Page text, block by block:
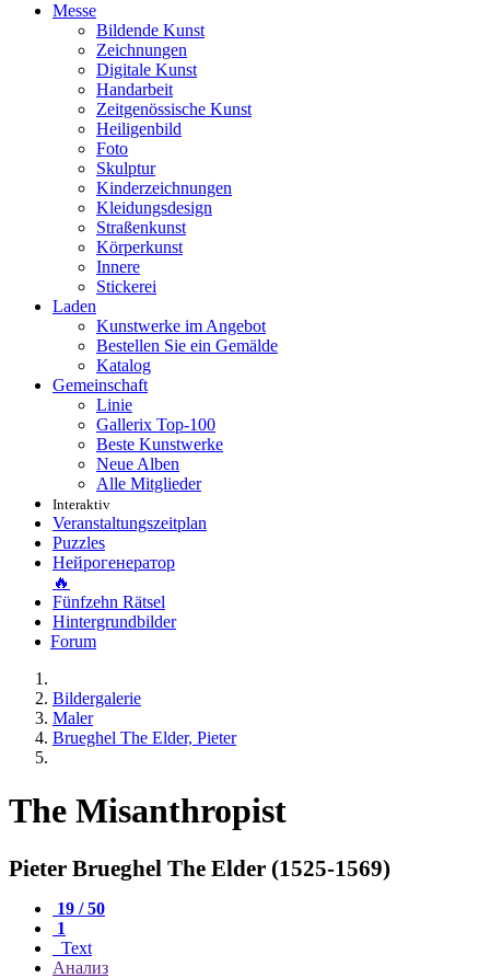
Messe
Bildende Kunst
Zeichnungen
Digitale Kunst
Handarbeit
Zeitgenössische Kunst
Heiligenbild
Foto
Skulptur
Kinderzeichnungen
Kleidungsdesign
Straßenkunst
Körperkunst
Innere
Stickerei
Laden
Kunstwerke im Angebot
Bestellen Sie ein Gemälde
Katalog
Gemeinschaft
Linie
Gallerix Top-100
Beste Kunstwerke
Neue Alben
Alle Mitglieder
Interaktiv
Veranstaltungszeitplan
Puzzles
Нейрогенератор
🔥
Fünfzehn Rätsel
Hintergrundbilder
Forum
Bildergalerie
Maler
Brueghel The Elder, Pieter
The Misanthropist
Pieter Brueghel The Elder (1525-1569)
19 / 50
1
Text
Анализ